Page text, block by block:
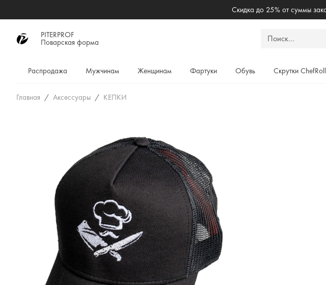
PITERPROF
Поварская форма
Распродажа Мужчинам Женщинам Фартуки Обувь Скрутки ChefRoll
Главная Аксессуары КЕПКИ